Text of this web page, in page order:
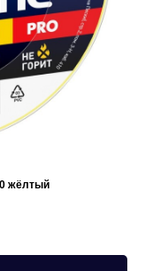
жёлтый